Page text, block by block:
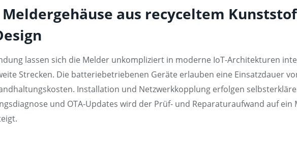
aus recyceltem
lassen sich die Melder unkompliziert in moderne IoT-Architekturen
Strecken. Die batteriebetriebenen Geräte erlauben eine Einsatzdauer
Installation und Netzwerkkopplung erfolgen
und OTA-Updates wird der Prüf- und Reparaturaufwand auf